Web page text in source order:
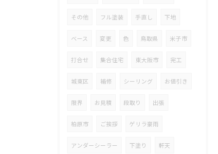
その他 フル塗装 手直し 下地
ベース 変更 色 鳥取県 米子市
打合せ 集合住宅 東大阪市 完工
城東区 補修 シーリング お値引き
限界 お見積 段取り 出張
柏原市 ご挨拶 ゲリラ豪雨
アンダーシーラー 下塗り 軒天